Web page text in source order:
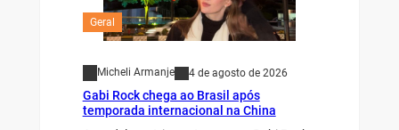
Geral
Micheli Armanje 4 de agosto de 2026
Gabi Rock chega ao Brasil após
temporada internacional na China